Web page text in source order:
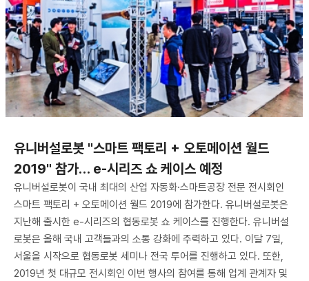
유니버설로봇 "스마트 팩토리 + 오토메이션 월드
2019" 참가… e-시리즈 쇼 케이스 예정
유니버설로봇이 국내 최대의 산업 자동화·스마트공장 전문 전시회인
스마트 팩토리 + 오토메이션 월드 2019에 참가한다. 유니버설로봇은
지난해 출시한 e-시리즈의 협동로봇 쇼 케이스를 진행한다. 유니버설
로봇은 올해 국내 고객들과의 소통 강화에 주력하고 있다. 이달 7일,
서울을 시작으로 협동로봇 세미나 전국 투어를 진행하고 있다. 또한,
2019년 첫 대규모 전시회인 이번 행사의 참여를 통해 업계 관계자 및